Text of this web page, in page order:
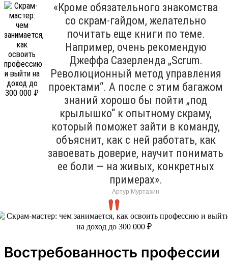
«Кроме обязательного знакомства
со скрам-гайдом, желательно
почитать еще книги по теме.
Например, очень рекомендую
Джеффа Сазерленда „Scrum.
Революционный метод управления
проектами“. А после с этим багажом
знаний хорошо бы пойти „под
крылышко“ к опытному скраму,
который поможет зайти в команду,
объяснит, как с ней работать, как
завоевать доверие, научит понимать
ее боли — на живых, конкретных
примерах».
Артур Муртазин
Востребованность профессии